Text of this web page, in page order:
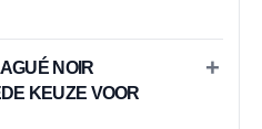
NOIR
KEUZE VOOR